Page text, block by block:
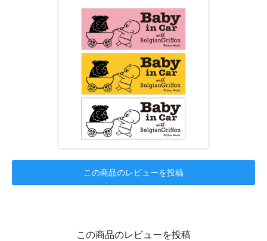
この商品のレビューを投稿
この商品のレビューを投稿